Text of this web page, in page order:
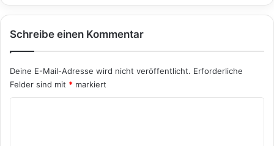
Schreibe einen Kommentar
Deine E-Mail-Adresse wird nicht veröffentlicht. Erforderliche
Felder sind mit * markiert